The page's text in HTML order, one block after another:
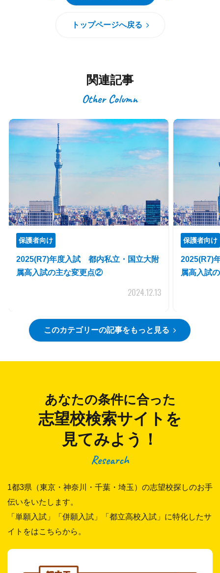
トップページへ戻る
関連記事
Other Column
保護者向け
2025(R7)年度入試 都内私立・国立大附
属高入試の主な変更点②
2024.12.13
保護者向け
2025(R7)
属高入試
このカテゴリーの記事をもっと見る
あなたの条件に合った
志望校検索サイトを
見てみよう！
Research
1都3県（東京・神奈川・千葉・埼玉）の志望校探しのお手
伝いをいたします。
「単願入試」「併願入試」「都立高校入試」に特化したサ
イトをはこちらから。